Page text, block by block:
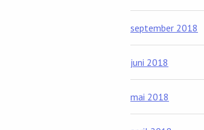
september 2018
juni 2018
mai 2018